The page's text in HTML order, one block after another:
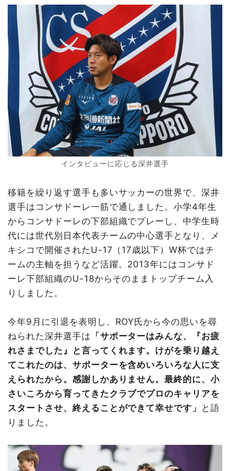
インタビューに応じる深井選手
移籍を繰り返す選手も多いサッカーの世界で、深井
選手はコンサドーレ一筋で通しました。小学4年生
からコンサドーレの下部組織でプレーし、中学生時
代には世代別日本代表チームの中心選手となり、メ
キシコで開催されたU-17（17歳以下）W杯ではチ
ームの主軸を担うなど活躍。2013年にはコンサド
ーレ下部組織のU-18からそのままトップチーム入
りしました。
今年9月に引退を表明し、ROY氏から今の思いを尋
ねられた深井選手は 「サポーターはみんな、『お疲
れさまでした』と言ってくれます。けがを乗り越え
てこれたのは、サポーターを含めいろいろな人に支
えられたから。感謝しかありません。最終的に、小
さいころから育ってきたクラブでプロのキャリアを
スタートさせ、終えることができて幸せです」
と語
りました。